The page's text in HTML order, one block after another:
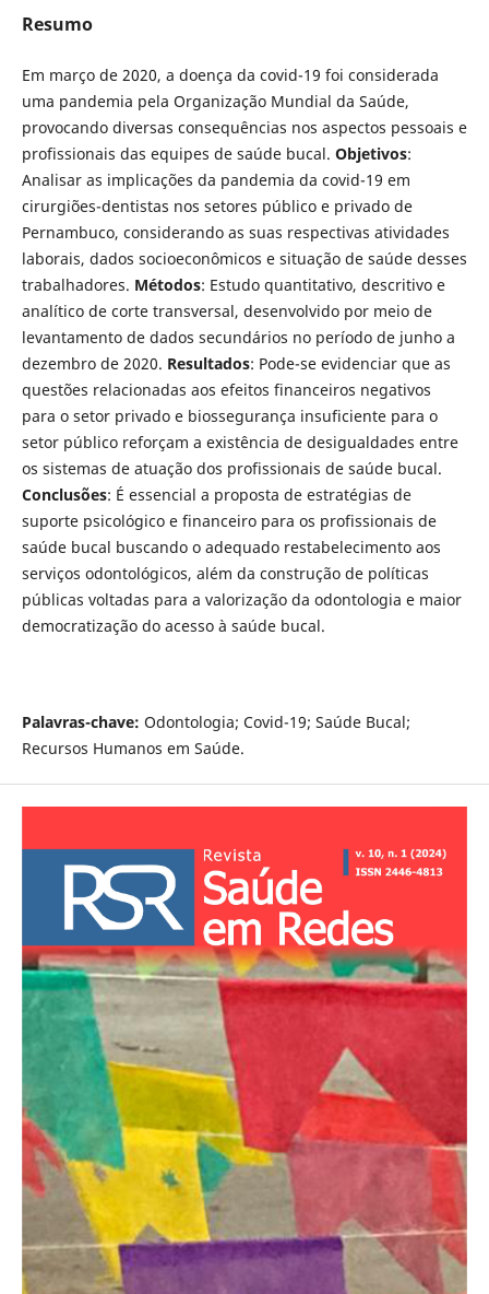
Resumo
Em março de 2020, a doença da covid-19 foi considerada
uma pandemia pela Organização Mundial da Saúde,
provocando diversas consequências nos aspectos pessoais e
profissionais das equipes de saúde bucal. Objetivos:
Analisar as implicações da pandemia da covid-19 em
cirurgiões-dentistas nos setores público e privado de
Pernambuco, considerando as suas respectivas atividades
laborais, dados socioeconômicos e situação de saúde desses
trabalhadores. Métodos: Estudo quantitativo, descritivo e
analítico de corte transversal, desenvolvido por meio de
levantamento de dados secundários no período de junho a
dezembro de 2020. Resultados: Pode-se evidenciar que as
questões relacionadas aos efeitos financeiros negativos
para o setor privado e biossegurança insuficiente para o
setor público reforçam a existência de desigualdades entre
os sistemas de atuação dos profissionais de saúde bucal.
Conclusões: É essencial a proposta de estratégias de
suporte psicológico e financeiro para os profissionais de
saúde bucal buscando o adequado restabelecimento aos
serviços odontológicos, além da construção de políticas
públicas voltadas para a valorização da odontologia e maior
democratização do acesso à saúde bucal.
Palavras-chave: Odontologia; Covid-19; Saúde Bucal;
Recursos Humanos em Saúde.